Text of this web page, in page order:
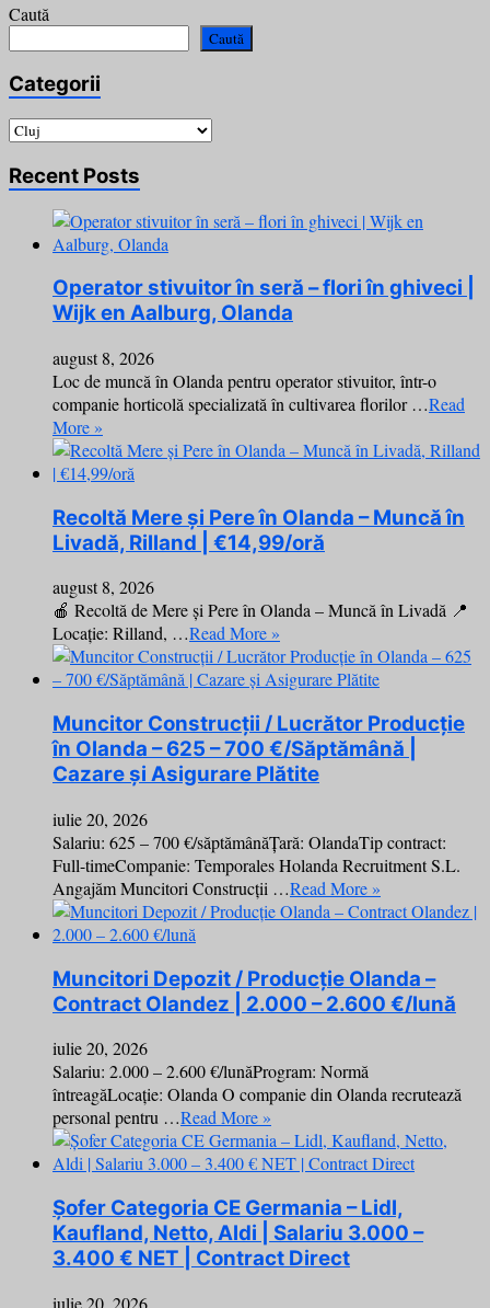
Caută
Caută
Categorii
Categorii
Recent Posts
Operator stivuitor în seră – flori în ghiveci |
Wijk en Aalburg, Olanda
august 8, 2026
Loc de muncă în Olanda pentru operator stivuitor, într-o
companie horticolă specializată în cultivarea florilor …Read
More »
Recoltă Mere și Pere în Olanda – Muncă în
Livadă, Rilland | €14,99/oră
august 8, 2026
🍎 Recoltă de Mere și Pere în Olanda – Muncă în Livadă 📍
Locație: Rilland, …Read More »
Muncitor Construcții / Lucrător Producție
în Olanda – 625 – 700 €/Săptămână |
Cazare și Asigurare Plătite
iulie 20, 2026
Salariu: 625 – 700 €/săptămânăȚară: OlandaTip contract:
Full-timeCompanie: Temporales Holanda Recruitment S.L.
Angajăm Muncitori Construcții …Read More »
Muncitori Depozit / Producție Olanda –
Contract Olandez | 2.000 – 2.600 €/lună
iulie 20, 2026
Salariu: 2.000 – 2.600 €/lunăProgram: Normă
întreagăLocație: Olanda O companie din Olanda recrutează
personal pentru …Read More »
Șofer Categoria CE Germania – Lidl,
Kaufland, Netto, Aldi | Salariu 3.000 –
3.400 € NET | Contract Direct
iulie 20, 2026